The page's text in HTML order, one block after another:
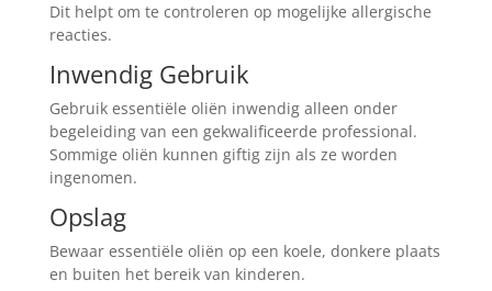
Dit helpt om te controleren op mogelijke allergische
reacties.
Inwendig Gebruik
Gebruik essentiële oliën inwendig alleen onder
begeleiding van een gekwalificeerde professional.
Sommige oliën kunnen giftig zijn als ze worden
ingenomen.
Opslag
Bewaar essentiële oliën op een koele, donkere plaats
en buiten het bereik van kinderen.